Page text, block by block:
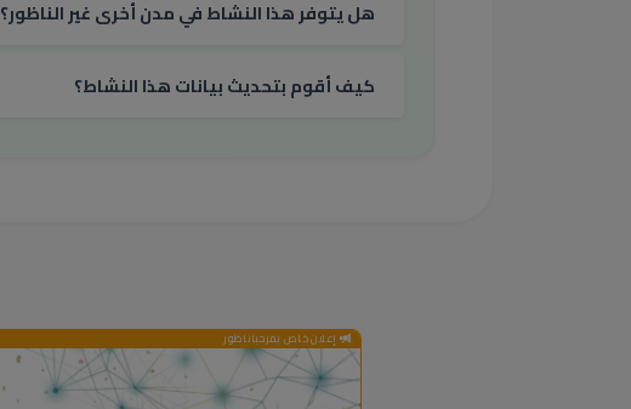
هل يتوفر هذا النشاط في مدن أخرى غير الناظور؟
كيف أقوم بتحديث بيانات هذا النشاط؟
إعلان خاص بمرحباناظور